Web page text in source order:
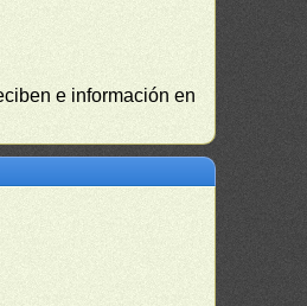
e información en